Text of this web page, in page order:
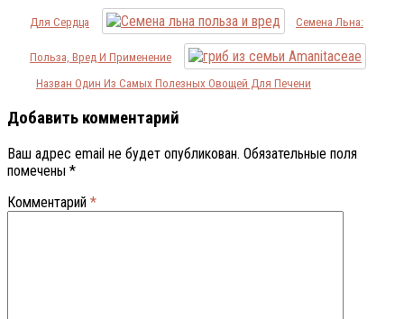
Для Сердца Семена Льна:
Польза, Вред И Применение
Назван Один Из Самых Полезных Овощей Для Печени
Добавить комментарий
Ваш адрес email не будет опубликован. Обязательные поля
помечены *
Комментарий *